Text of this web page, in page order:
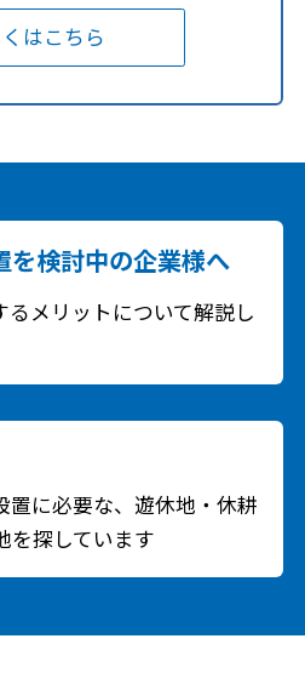
はこちら
を検討中の企業様へ
メリットについて解説し
置に必要な、遊休地・休耕
を探しています